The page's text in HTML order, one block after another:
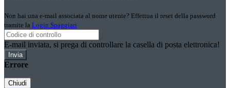
Non hai una e-mail associata al nome utente? Effettua il reset della password
tramite la Login Spaggiari
E-mail inviata, si prega di controllare la casella di posta elettronica!
Errore
Chiudi